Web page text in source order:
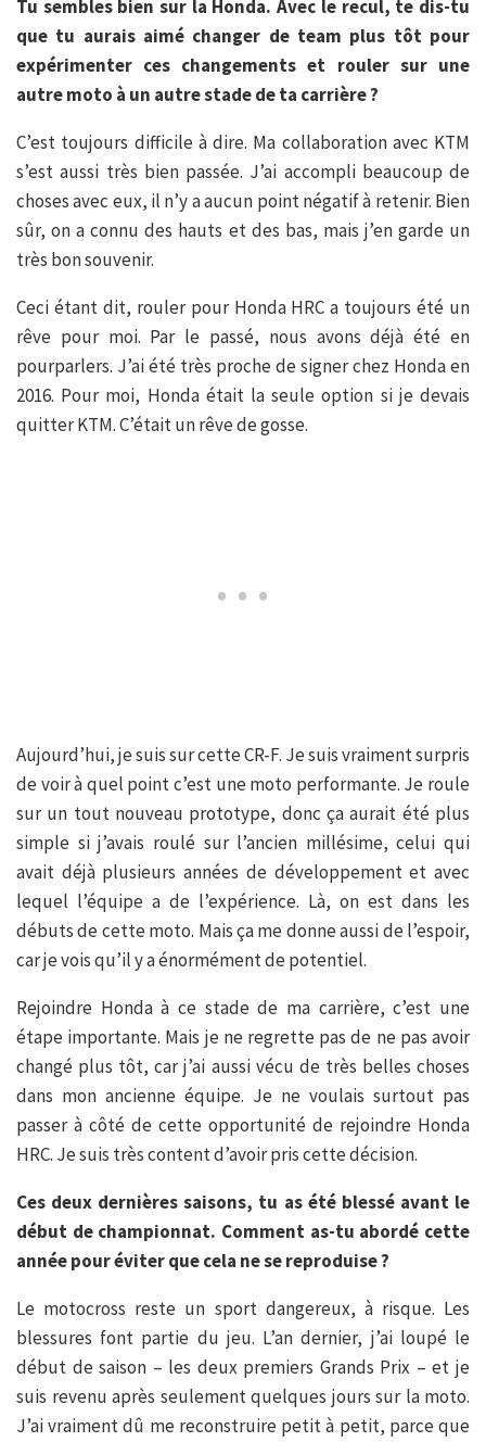
Tu sembles bien sur la Honda. Avec le recul, te dis-tu
que tu aurais aimé changer de team plus tôt pour
expérimenter ces changements et rouler sur une
autre moto à un autre stade de ta carrière ?
C’est toujours difficile à dire. Ma collaboration avec KTM
s’est aussi très bien passée. J’ai accompli beaucoup de
choses avec eux, il n’y a aucun point négatif à retenir. Bien
sûr, on a connu des hauts et des bas, mais j’en garde un
très bon souvenir.
Ceci étant dit, rouler pour Honda HRC a toujours été un
rêve pour moi. Par le passé, nous avons déjà été en
pourparlers. J’ai été très proche de signer chez Honda en
2016. Pour moi, Honda était la seule option si je devais
quitter KTM. C’était un rêve de gosse.
Aujourd’hui, je suis sur cette CR-F. Je suis vraiment surpris
de voir à quel point c’est une moto performante. Je roule
sur un tout nouveau prototype, donc ça aurait été plus
simple si j’avais roulé sur l’ancien millésime, celui qui
avait déjà plusieurs années de développement et avec
lequel l’équipe a de l’expérience. Là, on est dans les
débuts de cette moto. Mais ça me donne aussi de l’espoir,
car je vois qu’il y a énormément de potentiel.
Rejoindre Honda à ce stade de ma carrière, c’est une
étape importante. Mais je ne regrette pas de ne pas avoir
changé plus tôt, car j’ai aussi vécu de très belles choses
dans mon ancienne équipe. Je ne voulais surtout pas
passer à côté de cette opportunité de rejoindre Honda
HRC. Je suis très content d’avoir pris cette décision.
Ces deux dernières saisons, tu as été blessé avant le
début de championnat. Comment as-tu abordé cette
année pour éviter que cela ne se reproduise ?
Le motocross reste un sport dangereux, à risque. Les
blessures font partie du jeu. L’an dernier, j’ai loupé le
début de saison – les deux premiers Grands Prix – et je
suis revenu après seulement quelques jours sur la moto.
J’ai vraiment dû me reconstruire petit à petit, parce que